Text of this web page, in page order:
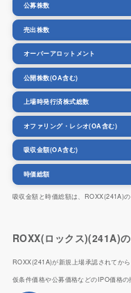
公募株数
売出株数
オーバーアロットメント
公開株数(OA含む)
上場時発行済株式総数
オファリング・レシオ(OA含む)
吸収金額(OA含む)
時価総額
吸収金額と時価総額は、ROXX(241A)
ROXX(ロックス)(241A)
ROXX(241A)が新規上場承認されてか
仮条件価格や公募価格などのIPO価格の